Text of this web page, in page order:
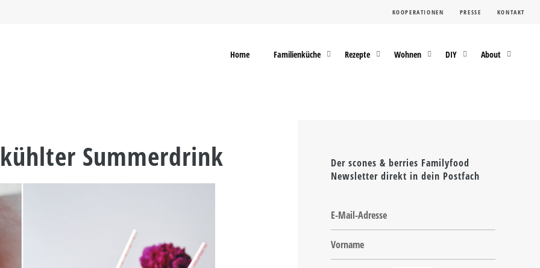
KOOPERATIONEN PRESSE KONTAKT
Home Familienküche Rezepte Wohnen DIY About
Summerdrink
Der scones & berries Familyfood
Newsletter direkt in dein Postfach